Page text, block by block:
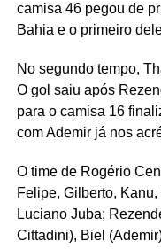
camisa 46 pegou de
Bahia e o primeiro
No segundo tempo,
O gol saiu após
para o camisa 16
com Ademir já nos
O time de Rogério
Felipe, Gilberto,
Luciano Juba;
Cittadini), Biel